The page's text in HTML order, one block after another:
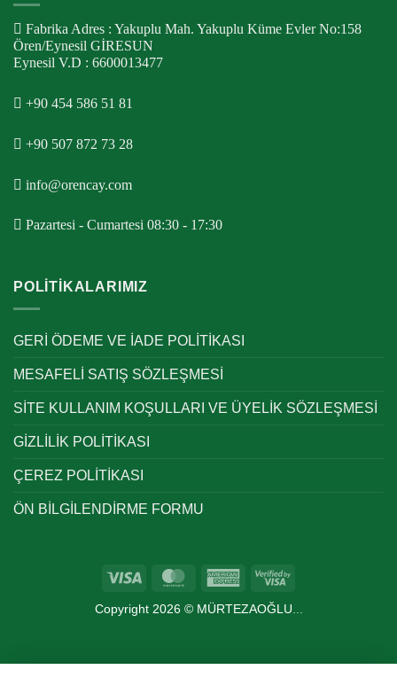
Fabrika Adres : Yakuplu Mah. Yakuplu Küme Evler No:158
Ören/Eynesil GİRESUN
Eynesil V.D : 6600013477
+90 454 586 51 81
+90 507 872 73 28
info@orencay.com
Pazartesi - Cumartesi 08:30 - 17:30
POLİTİKALARIMIZ
GERİ ÖDEME VE İADE POLİTİKASI
MESAFELİ SATIŞ SÖZLEŞMESİ
SİTE KULLANIM KOŞULLARI VE ÜYELİK SÖZLEŞMESİ
GİZLİLİK POLİTİKASI
ÇEREZ POLİTİKASI
ÖN BİLGİLENDİRME FORMU
Visa MasterCardAmericanVisa
Copyright 2026 © MÜRTEZAOĞLU